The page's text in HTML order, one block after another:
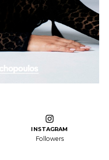
INSTAGRAM
Followers